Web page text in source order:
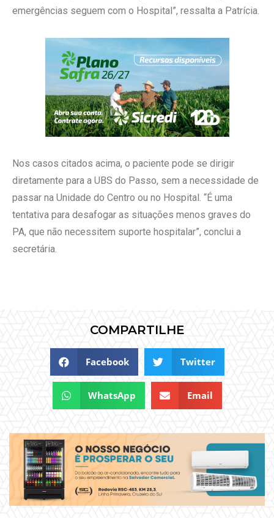
emergências seguem com o Hospital”, ressalta a Patrícia.
Nos casos citados acima, o paciente pode se dirigir
diretamente para a UBS do Passo, sem a necessidade de
passar na Unidade do Centro ou no Hospital. “É uma
tentativa para desafogar as situações menos graves do
PA, que não necessitem suporte hospitalar”, conclui a
secretária.
COMPARTILHE
Facebook Twitter
WhatsApp Email